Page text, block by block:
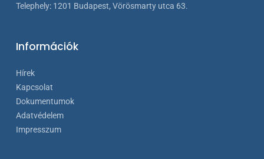
Telephely: 1201 Budapest, Vörösmarty utca 63.
Információk
Hírek
Kapcsolat
Dokumentumok
Adatvédelem
Impresszum